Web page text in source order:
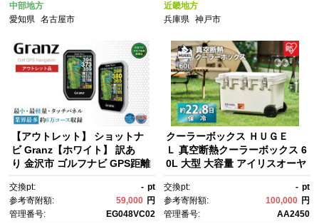
中部地方
愛知県
名古屋市
近畿地方
兵庫県 神戸市
【アウトレット】 ショットナ
ビ Granz【ホワイト】 訳あ
り 金沢市 ゴルフナビ GPS距離
器 ゴルフ用品 ラウンド支援 人
気 おすすめ ゴルフ場 スコア管
理 飛距離計測 プレゼント ギフ
交換pt: - pt
参考寄附額:
59,000 円
管理番号:
EG048VC02
クーラーボックス ＨＵＧＥ
Ｌ 真空断熱クーラーボックス 6
0L 大型 大容量 アイリスオーヤ
熱 高保冷 アウトドア キャン
プ BBQ 釣り スポーツ レジャ
ー アイリスオーヤマ VITC-6
交換pt: - pt
参考寄附額:
100,000 円
管理番号:
AA2450